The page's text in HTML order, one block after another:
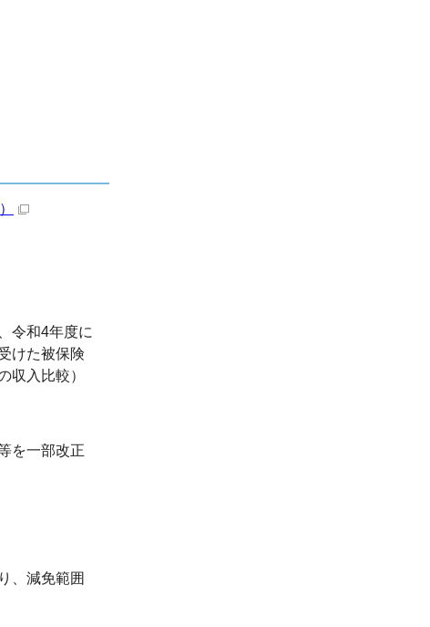
令和4年度に
けた被保険
収入比較）
を一部改正
、減免範囲